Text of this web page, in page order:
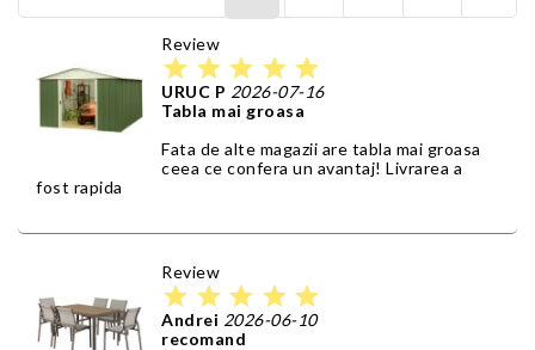
Review
star star star star star
URUC P 2026-07-16
Tabla mai groasa
Fata de alte magazii are tabla mai groasa
ceea ce confera un avantaj! Livrarea a
fost rapida
Review
star star star star star
Andrei 2026-06-10
recomand